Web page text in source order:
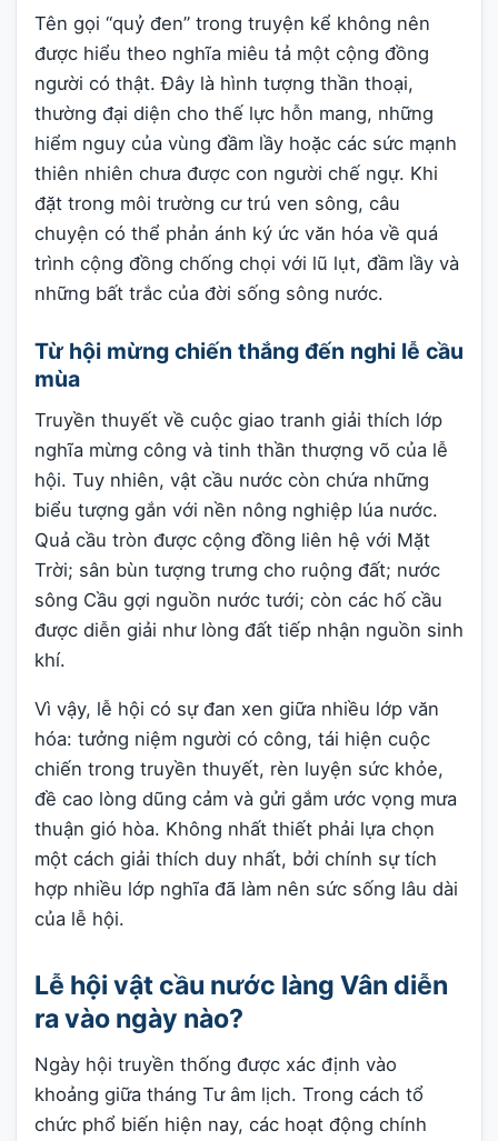
Tên gọi “quỷ đen” trong truyện kể không nên
được hiểu theo nghĩa miêu tả một cộng đồng
người có thật. Đây là hình tượng thần thoại,
thường đại diện cho thế lực hỗn mang, những
hiểm nguy của vùng đầm lầy hoặc các sức mạnh
thiên nhiên chưa được con người chế ngự. Khi
đặt trong môi trường cư trú ven sông, câu
chuyện có thể phản ánh ký ức văn hóa về quá
trình cộng đồng chống chọi với lũ lụt, đầm lầy và
những bất trắc của đời sống sông nước.
Từ hội mừng chiến thắng đến nghi lễ cầu
mùa
Truyền thuyết về cuộc giao tranh giải thích lớp
nghĩa mừng công và tinh thần thượng võ của lễ
hội. Tuy nhiên, vật cầu nước còn chứa những
biểu tượng gắn với nền nông nghiệp lúa nước.
Quả cầu tròn được cộng đồng liên hệ với Mặt
Trời; sân bùn tượng trưng cho ruộng đất; nước
sông Cầu gợi nguồn nước tưới; còn các hố cầu
được diễn giải như lòng đất tiếp nhận nguồn sinh
khí.
Vì vậy, lễ hội có sự đan xen giữa nhiều lớp văn
hóa: tưởng niệm người có công, tái hiện cuộc
chiến trong truyền thuyết, rèn luyện sức khỏe,
đề cao lòng dũng cảm và gửi gắm ước vọng mưa
thuận gió hòa. Không nhất thiết phải lựa chọn
một cách giải thích duy nhất, bởi chính sự tích
hợp nhiều lớp nghĩa đã làm nên sức sống lâu dài
của lễ hội.
Lễ hội vật cầu nước làng Vân diễn
ra vào ngày nào?
Ngày hội truyền thống được xác định vào
khoảng giữa tháng Tư âm lịch. Trong cách tổ
chức phổ biến hiện nay, các hoạt động chính